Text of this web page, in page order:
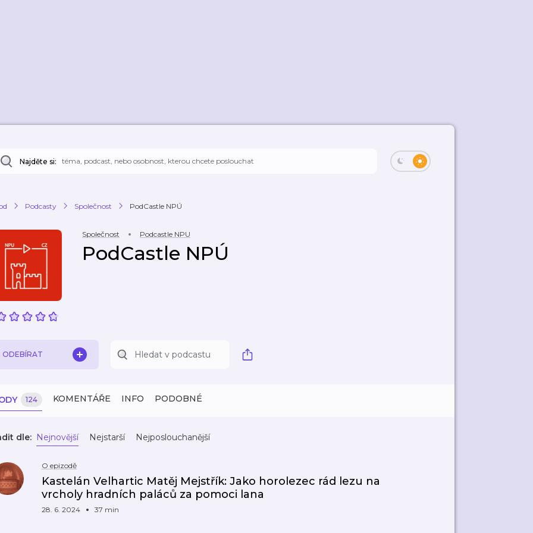
Najděte si:
Podcasty Společnost PodCastle NPÚ
Společnost Podcastle NPU
PodCastle NPÚ
ODEBÍRAT
124 KOMENTÁŘE INFO PODOBNÉ
dle: Nejnovější Nejstarší Nejposlouchanější
O epizodě
Kastelán Velhartic Matěj Mejstřík: Jako horolezec rád lezu na
vrcholy hradních paláců za pomoci lana
28. 6. 2024 37 min